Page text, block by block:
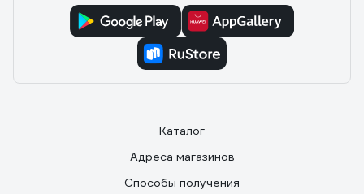
Каталог
Адреса магазинов
Способы получения